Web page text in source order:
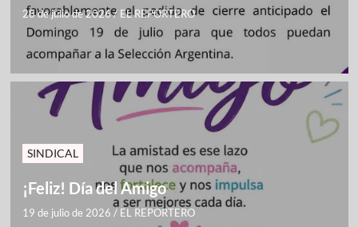
28 de julio de 2026/ EL REPORTERO
SINDICAL
¡Feliz! Día del Amigo
19 de julio de 2026 / EL REPORTERO